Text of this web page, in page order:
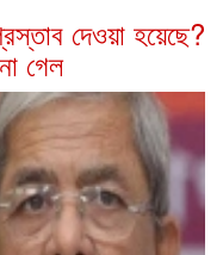
দেওয়া হয়েছে?
গেল